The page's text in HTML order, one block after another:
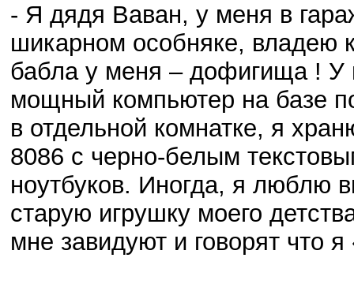
- Я дядя Ваван, у меня в
шикарном особняке, владею
бабла у меня – дофигища ! У
мощный компьютер на базе
в отдельной комнатке, я
8086 с черно-белым
ноутбуков. Иногда, я люблю
старую игрушку моего
мне завидуют и говорят что